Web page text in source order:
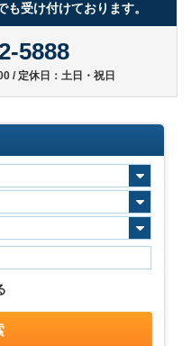
受け付けております。
5888
/ 定休日：土日・祝日